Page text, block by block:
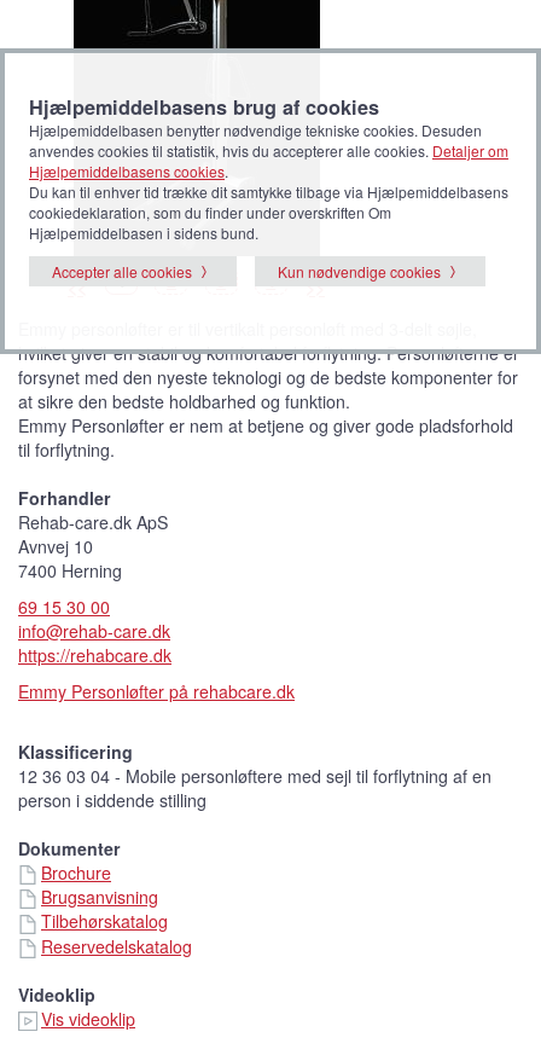
<< >>
B
i
d
e
1(
V
b
i
l
l
e
d
e
)
B
i
d
e
2 i
d
e
i
d
e
hvilket giver en stabil og komfortabel forflytning. Personløfterne er
forsynet med den nyeste teknologi og de bedste komponenter for
at sikre den bedste holdbarhed og funktion.
Emmy Personløfter er nem at betjene og giver gode pladsforhold
til forflytning.
Forhandler
Rehab-care.dk ApS
Avnvej 10
7400 Herning
69 15 30 00
info@rehab-care.dk
https://rehabcare.dk
Emmy Personløfter på rehabcare.dk
Klassificering
12 36 03 04 - Mobile personløftere med sejl til forflytning af en
person i siddende stilling
Dokumenter
Brochure
Brugsanvisning
Tilbehørskatalog
Reservedelskatalog
Videoklip
Vis videoklip
Hjælpemiddelbasens brug af cookies
Hjælpemiddelbasen benytter nødvendige tekniske cookies. Desuden
anvendes cookies til statistik, hvis du accepterer alle cookies. Detaljer om
Hjælpemiddelbasens cookies.
Du kan til enhver tid trække dit samtykke tilbage via Hjælpemiddelbasens
cookiedeklaration, som du finder under overskriften Om
Hjælpemiddelbasen i sidens bund.
Accepter alle cookies
Kun nødvendige cookies